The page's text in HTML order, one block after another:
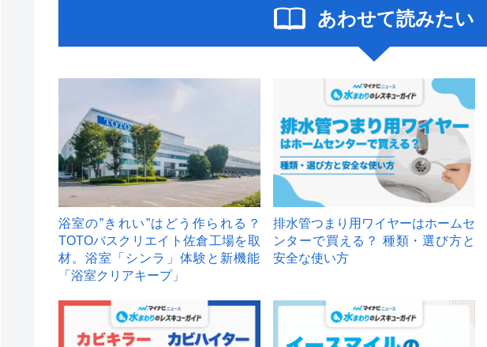
あわせて読みたい
浴室の”きれい”はどう作られる？
TOTOバスクリエイト佐倉工場を取
材。浴室「シンラ」体験と新機能
「浴室クリアキープ」
排水管つまり用ワイヤーはホームセ
ンターで買える？ 種類・選び方と
安全な使い方